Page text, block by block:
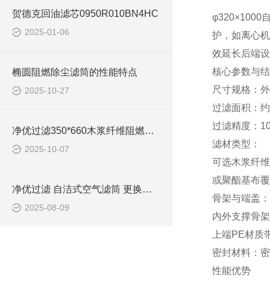
贺德克回油滤芯0950R010BN4HC
2025-01-06
椭圆阻燃除尘滤筒的性能特点
2025-10-27
净优过滤350*660木浆纤维阻燃除尘滤筒过滤精度
2025-10-07
净优过滤 自洁式空气滤筒 更换注意事项
2025-08-09
φ320×1000
护，如离心
效延长后端
核心参数与
尺寸规格‌：
过滤面积‌：
过滤精度‌：
滤材类型‌：
可选木浆纤
或聚酯基布
骨架与端盖‌：
内外支撑骨
上端PE材
密封材料‌：
性能优势